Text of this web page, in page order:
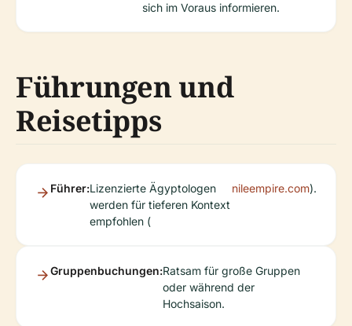
sich im Voraus informieren.
Führungen und
Reisetipps
Führer:Lizenzierte Ägyptologen
werden für tieferen Kontext
empfohlen (
nileempire.com).
Gruppenbuchungen:Ratsam für große Gruppen
oder während der
Hochsaison.